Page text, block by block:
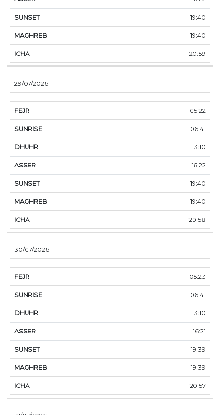
19:40
19:40
20:59
29/07/2026
05:22
06:41
13:10
16:22
19:40
19:40
20:58
30/07/2026
05:23
06:41
13:10
16:21
19:39
19:39
20:57